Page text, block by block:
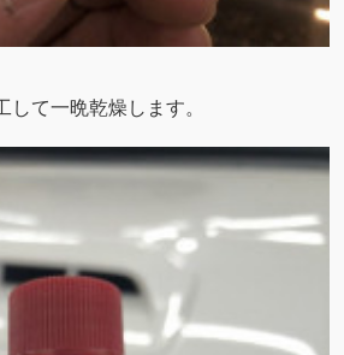
して一晩乾燥します。